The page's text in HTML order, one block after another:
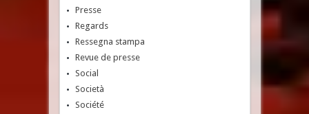
Presse
Regards
Ressegna stampa
Revue de presse
Social
Società
Société